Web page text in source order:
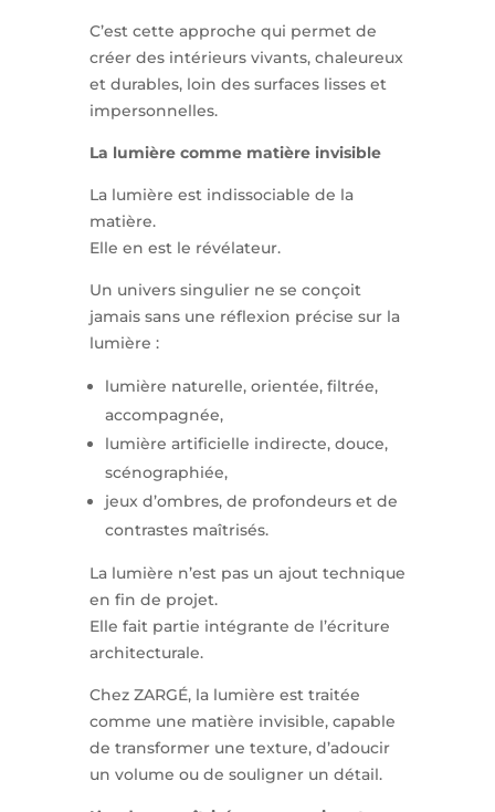
C’est cette approche qui permet de
créer des intérieurs vivants, chaleureux
et durables, loin des surfaces lisses et
impersonnelles.
La lumière comme matière invisible
La lumière est indissociable de la
matière.
Elle en est le révélateur.
Un univers singulier ne se conçoit
jamais sans une réflexion précise sur la
lumière :
lumière naturelle, orientée, filtrée,
accompagnée,
lumière artificielle indirecte, douce,
scénographiée,
jeux d’ombres, de profondeurs et de
contrastes maîtrisés.
La lumière n’est pas un ajout technique
en fin de projet.
Elle fait partie intégrante de l’écriture
architecturale.
Chez ZARGÉ, la lumière est traitée
comme une matière invisible, capable
de transformer une texture, d’adoucir
un volume ou de souligner un détail.